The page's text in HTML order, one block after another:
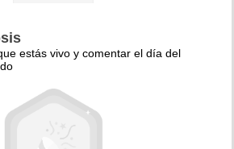
estás vivo y comentar el día del